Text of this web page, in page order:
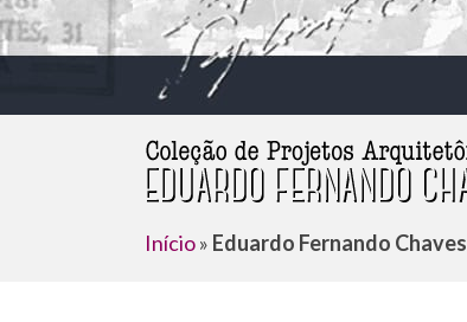
Início» Eduardo Fernando Chaves